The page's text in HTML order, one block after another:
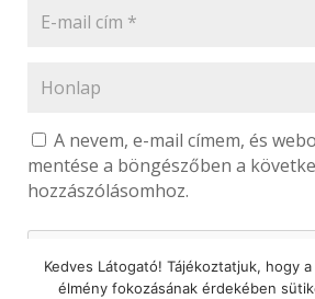
A nevem, e-mail címem, és
mentése a böngészőben a
hozzászólásomhoz.
Kedves Látogató! Tájékoztatjuk, hogy
élmény fokozásának érdekében